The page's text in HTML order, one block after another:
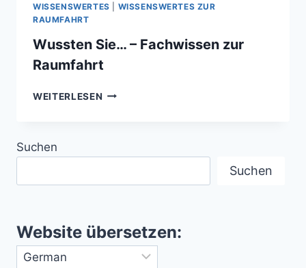
WISSENSWERTES
WISSENSWERTES ZUR
RAUMFAHRT
Wussten Sie… – Fachwissen zur
Raumfahrt
WEITERLESEN WUSSTEN
Suchen
Suchen
Website übersetzen: